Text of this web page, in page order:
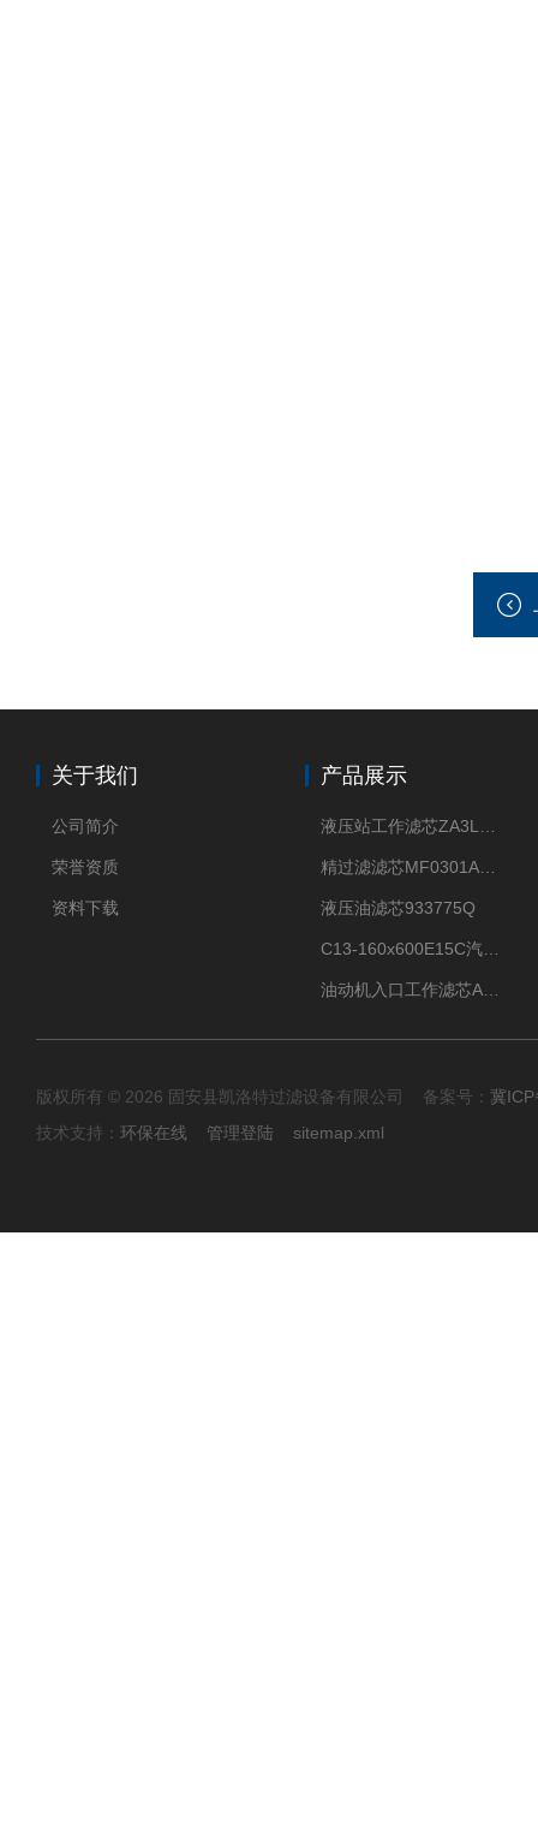
关于我们
公司简介
荣誉资质
资料下载
产品展示
液压油滤芯933775Q
版权所有 © 2026 固安县凯洛特过滤设备有限公司 备案号： 冀
技术支持： 环保在线 管理登陆 sitemap.xml